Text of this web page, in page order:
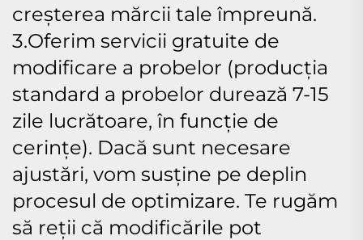
creșterea mărcii tale împreună.
3.Oferim servicii gratuite de
modificare a probelor (producția
standard a probelor durează 7-15
zile lucrătoare, în funcție de
cerințe). Dacă sunt necesare
ajustări, vom susține pe deplin
procesul de optimizare. Te rugăm
să reții că modificările pot